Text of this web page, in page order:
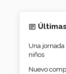
Una jornada
niños
Nuevo